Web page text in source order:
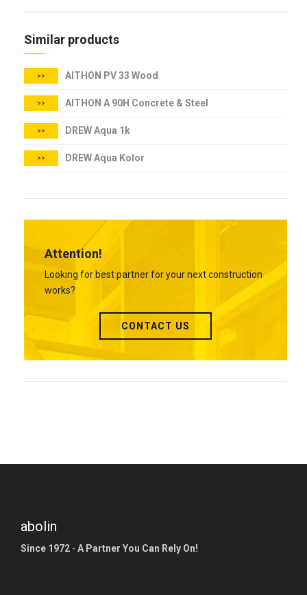
Similar products
>> ΑΙΤΗΟΝ PV 33 Wood
>> ΑΙΤΗΟΝ A 90H Concrete & Steel
>> DREW Aqua 1k
>> DREW Aqua Kolor
Attention!
Looking for best partner for your next construction
works?
CONTACT US
abolin
Since 1972 - A Partner You Can Rely On!